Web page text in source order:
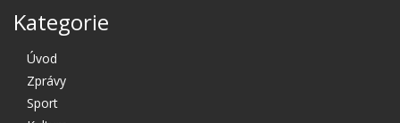
Kategorie
Úvod
Zprávy
Sport